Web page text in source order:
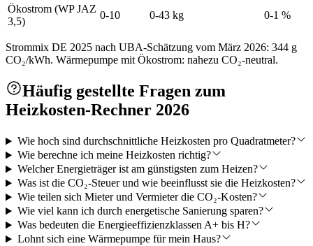
Ökostrom (WP JAZ
3,5)
0-10 0-43 kg 0-1 %
Strommix DE 2025 nach UBA-Schätzung vom März 2026: 344 g
CO₂/kWh. Wärmepumpe mit Ökostrom: nahezu CO₂-neutral.
Häufig gestellte Fragen zum
Heizkosten-Rechner 2026
Wie hoch sind durchschnittliche Heizkosten pro Quadratmeter?
Wie berechne ich meine Heizkosten richtig?
Welcher Energieträger ist am günstigsten zum Heizen?
Was ist die CO₂-Steuer und wie beeinflusst sie die Heizkosten?
Wie teilen sich Mieter und Vermieter die CO₂-Kosten?
Wie viel kann ich durch energetische Sanierung sparen?
Was bedeuten die Energieeffizienzklassen A+ bis H?
Lohnt sich eine Wärmepumpe für mein Haus?